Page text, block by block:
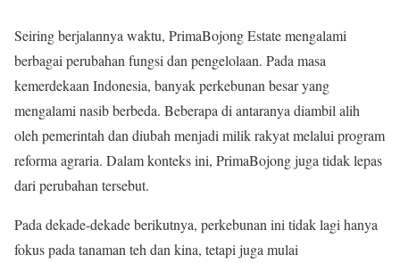
Seiring berjalannya waktu, PrimaBojong Estate mengalami
berbagai perubahan fungsi dan pengelolaan. Pada masa
kemerdekaan Indonesia, banyak perkebunan besar yang
mengalami nasib berbeda. Beberapa di antaranya diambil alih
oleh pemerintah dan diubah menjadi milik rakyat melalui program
reforma agraria. Dalam konteks ini, PrimaBojong juga tidak lepas
dari perubahan tersebut.
Pada dekade-dekade berikutnya, perkebunan ini tidak lagi hanya
fokus pada tanaman teh dan kina, tetapi juga mulai